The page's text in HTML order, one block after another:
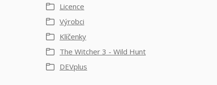
Licence
Výrobci
Klíčenky
The Witcher 3 - Wild Hunt
DEVplus